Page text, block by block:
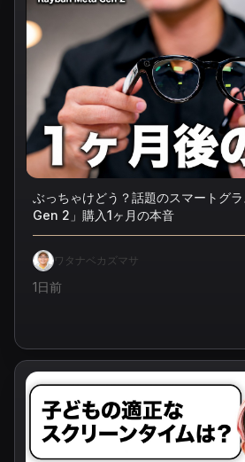
ぶっちゃけどう？話題のスマートグ
Gen 2」購入1ヶ月の本音
ワタナベカズマサ
1日前